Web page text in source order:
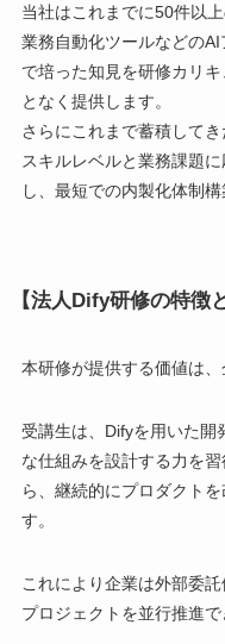
当社はこれまでに50件以
業務自動化ツールなどの
で培った知見を研修カリ
となく提供します。
さらにこれまで蓄積して
スキルレベルと業務課題
し、最短での内製化体制構
【法人Dify研修の特徴
本研修が提供する価値は、
受講生は、Difyを用いた開
な仕組みを設計する力を
ら、継続的にプロダクト
す。
これにより企業は外部委
プロジェクトを並行推進